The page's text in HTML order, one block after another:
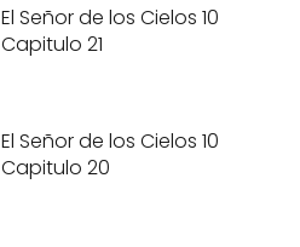
El Señor de los Cielos 10
Capitulo 21
El Señor de los Cielos 10
Capitulo 20